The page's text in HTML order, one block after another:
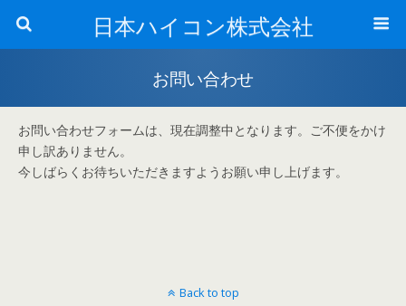
日本ハイコン株式会社
お問い合わせ
お問い合わせフォームは、現在調整中となります。ご不便をかけ
申し訳ありません。
今しばらくお待ちいただきますようお願い申し上げます。
Back to top